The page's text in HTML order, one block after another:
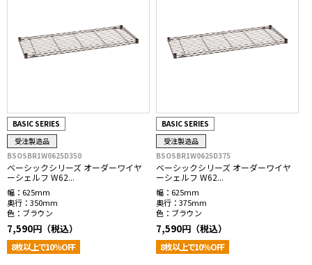
BASIC SERIES
受注製造品
BSOSBR1W0625D350
ベーシックシリーズ オーダーワイヤ
ーシェルフ W62...
幅： 625mm
奥行： 350mm
色： ブラウン
7,590円（税込）
8枚以上で10％OFF
BASIC SERIES
受注製造品
BSOSBR1W0625D375
ベーシックシリーズ オーダーワイヤ
ーシェルフ W62...
幅： 625mm
奥行： 375mm
色： ブラウン
7,590円（税込）
8枚以上で10％OFF